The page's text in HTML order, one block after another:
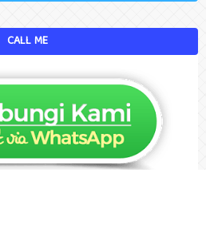
CALL ME